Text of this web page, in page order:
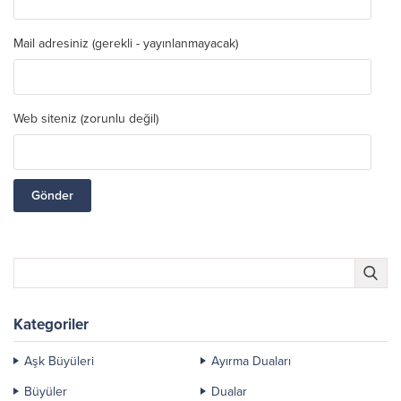
Mail adresiniz (gerekli - yayınlanmayacak)
Web siteniz (zorunlu değil)
Kategoriler
Aşk Büyüleri
Ayırma Duaları
Büyüler
Dualar